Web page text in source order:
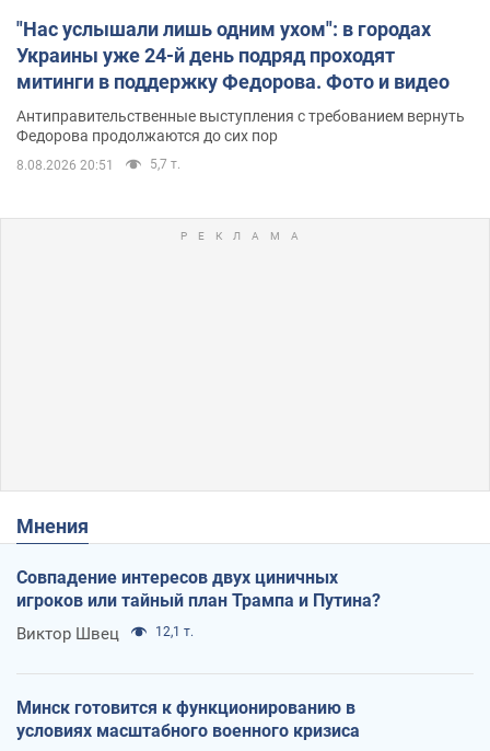
"Нас услышали лишь одним ухом": в городах
Украины уже 24-й день подряд проходят
митинги в поддержку Федорова. Фото и видео
Антиправительственные выступления с требованием вернуть
Федорова продолжаются до сих пор
8.08.2026 20:51 5,7 т.
Мнения
Совпадение интересов двух циничных
игроков или тайный план Трампа и Путина?
Виктор Швец 12,1 т.
Минск готовится к функционированию в
условиях масштабного военного кризиса